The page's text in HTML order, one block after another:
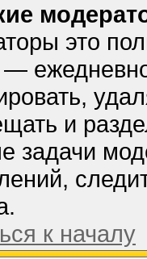
это
—
и
задачи
к началу